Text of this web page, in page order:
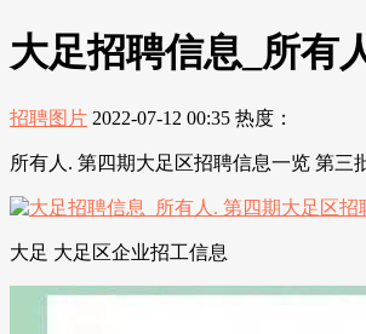
大足招聘信息_所有
招聘图片 2022-07-12 00:35 热度：
所有人. 第四期大足区招聘信息一览 第三
大足 大足区企业招工信息